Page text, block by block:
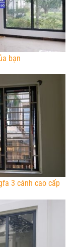
bạn
3 cánh cao cấp